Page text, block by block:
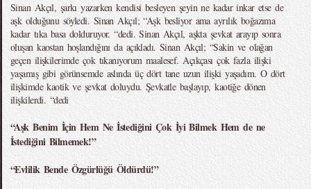
Sinan Akçıl, şarkı yazarken kendisi besleyen şeyin ne kadar inkar etse de
aşk olduğunu söyledi. Sinan Akçıl; “Aşk besliyor ama ayrılık boğazıma
kadar tıka basa dolduruyor. “dedi. Sinan Akçıl, aşkta şevkat arayıp sonra
oluşan kaostan hoşlandığını da açıkladı. Sinan Akçıl; “Sakin ve olağan
geçen ilişkilerimde çok tıkanıyorum maalesef. Açıkçası çok fazla ilişki
yaşamış gibi görünsemde aslında üç dört tane uzun ilişki yaşadım. O dört
ilişkimde kaotik ve şevkat doluydu. Şevkatle başlayıp, kaotiğe dönen
ilişkilerdi. “dedi
“Aşk Benim İçin Hem Ne İstediğini Çok İyi Bilmek Hem de ne
İstediğini Bilmemek!”
“Evlilik Bende Özgürlüğü Öldürdü!”